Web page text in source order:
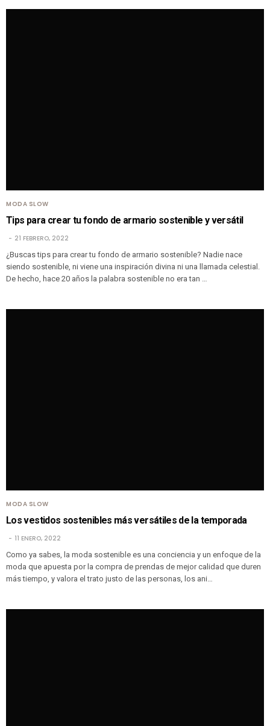
MODA SLOW
Tips para crear tu fondo de armario sostenible y versátil
21 FEBRERO, 2022
¿Buscas tips para crear tu fondo de armario sostenible? Nadie nace
siendo sostenible, ni viene una inspiración divina ni una llamada celestial.
De hecho, hace 20 años la palabra sostenible no era tan …
MODA SLOW
Los vestidos sostenibles más versátiles de la temporada
11 ENERO, 2022
Como ya sabes, la moda sostenible es una conciencia y un enfoque de la
moda que apuesta por la compra de prendas de mejor calidad que duren
más tiempo, y valora el trato justo de las personas, los ani…